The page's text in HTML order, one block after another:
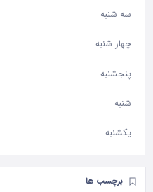
سه شنبه
چهار شنبه
پنجشنبه
شنبه
یکشنبه
برچسب ها